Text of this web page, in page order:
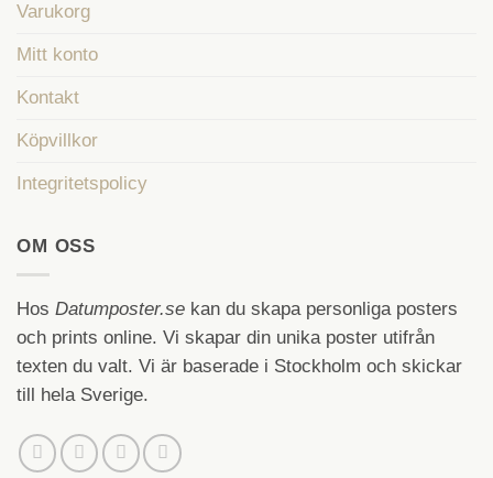
Varukorg
Mitt konto
Kontakt
Köpvillkor
Integritetspolicy
OM OSS
Hos Datumposter.se kan du skapa personliga posters
och prints online. Vi skapar din unika poster utifrån
texten du valt. Vi är baserade i Stockholm och skickar
till hela Sverige.